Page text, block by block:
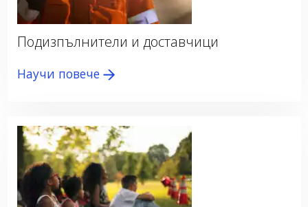
Подизпълнители и доставчици
Научи повече